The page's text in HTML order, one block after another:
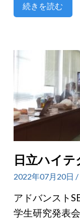
続きを読む
日立ハイテ
2022年07月20日 /
アドバンスト
学生研究発表